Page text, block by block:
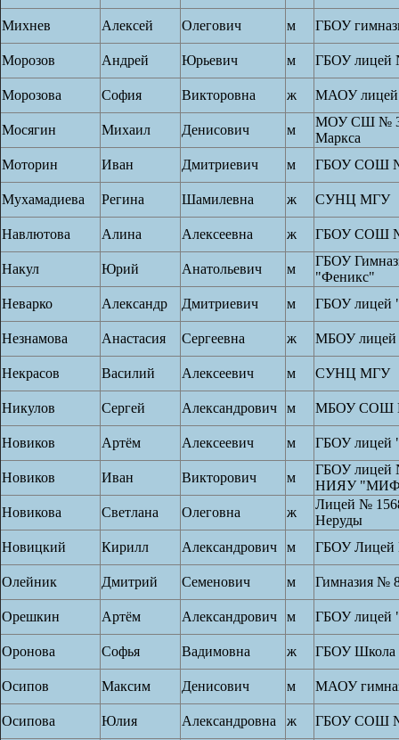
Михнев Алексей Олегович м ГБОУ
Морозов Андрей Юрьевич м ГБОУ лицей
Морозова София Викторовна ж МАОУ
Мосягин Михаил Денисович м
МОУ СШ №
Маркса
Моторин
Иван Дмитриевич м ГБОУ СОШ
Мухамадиева Регина Шамилевна ж СУНЦ МГУ
Навлютова Алина Алексеевна ж ГБОУ СОШ
Накул Юрий Анатольевич м
ГБОУ
"Феникс"
Неварко
Александр Дмитриевич м ГБОУ лицей
Незнамова Анастасия Сергеевна ж МБОУ
Некрасов Василий Алексеевич м СУНЦ МГУ
Никулов Сергей Александрович м МБОУ СОШ
Новиков Артём Алексеевич м ГБОУ лицей
Новиков Иван Викторович м
ГБОУ лицей
НИЯУ
Новикова
Светлана Олеговна ж
Лицей №
Неруды
Новицкий
Кирилл Александрович м ГБОУ Лицей
Олейник Дмитрий Семенович м Гимназия №
Орешкин Артём Александрович м ГБОУ лицей
Оронова Софья Вадимовна ж ГБОУ Школа
Осипов Максим Денисович м МАОУ
Осипова Юлия Александровна ж ГБОУ СОШ